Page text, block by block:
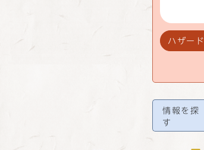
ハザー
情報を探
す